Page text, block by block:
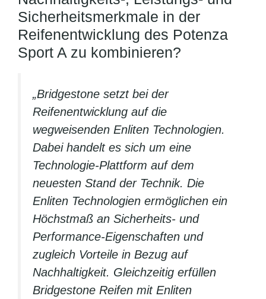
Sicherheitsmerkmale in der
Reifenentwicklung des Potenza
Sport A zu kombinieren?
„Bridgestone setzt bei der
Reifenentwicklung auf die
wegweisenden Enliten Technologien.
Dabei handelt es sich um eine
Technologie-Plattform auf dem
neuesten Stand der Technik. Die
Enliten Technologien ermöglichen ein
Höchstmaß an Sicherheits- und
Performance-Eigenschaften und
zugleich Vorteile in Bezug auf
Nachhaltigkeit. Gleichzeitig erfüllen
Bridgestone Reifen mit Enliten